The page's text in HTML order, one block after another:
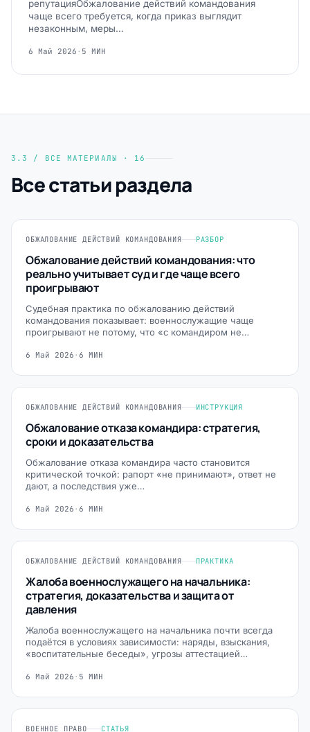
репутацияОбжалование действий командования
чаще всего требуется, когда приказ выглядит
незаконным, меры…
6 Май 2026 · 5 МИН
3.3 / ВСЕ МАТЕРИАЛЫ · 16
Все статьи раздела
ОБЖАЛОВАНИЕ ДЕЙСТВИЙ КОМАНДОВАНИЯ РАЗБОР
Обжалование действий командования: что
реально учитывает суд и где чаще всего
проигрывают
Судебная практика по обжалованию действий
командования показывает: военнослужащие чаще
проигрывают не потому, что «с командиром не…
6 Май 2026 · 6 МИН
ОБЖАЛОВАНИЕ ДЕЙСТВИЙ КОМАНДОВАНИЯ ИНСТРУКЦИЯ
Обжалование отказа командира: стратегия,
сроки и доказательства
Обжалование отказа командира часто становится
критической точкой: рапорт «не принимают», ответ не
дают, а последствия уже…
6 Май 2026 · 6 МИН
ОБЖАЛОВАНИЕ ДЕЙСТВИЙ КОМАНДОВАНИЯ ПРАКТИКА
Жалоба военнослужащего на начальника:
стратегия, доказательства и защита от
давления
Жалоба военнослужащего на начальника почти всегда
подаётся в условиях зависимости: наряды, взыскания,
«воспитательные беседы», угрозы аттестацией…
6 Май 2026 · 5 МИН
ВОЕННОЕ ПРАВО СТАТЬЯ